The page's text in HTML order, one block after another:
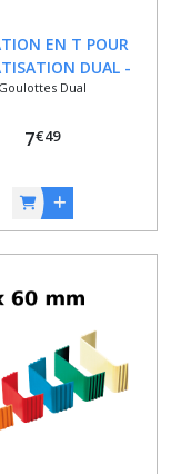
EN T POUR
DUAL -
80X60 MM
Goulottes Dual
7€49